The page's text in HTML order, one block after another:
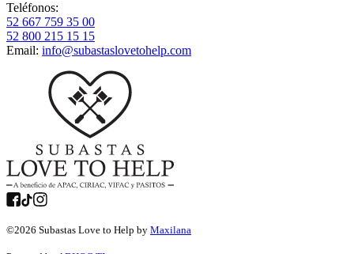
Teléfonos:
52 667 759 35 00
52 800 215 15 15
Email: info@subastaslovetohelp.com
©2026 Subastas Love to Help by Maxilana